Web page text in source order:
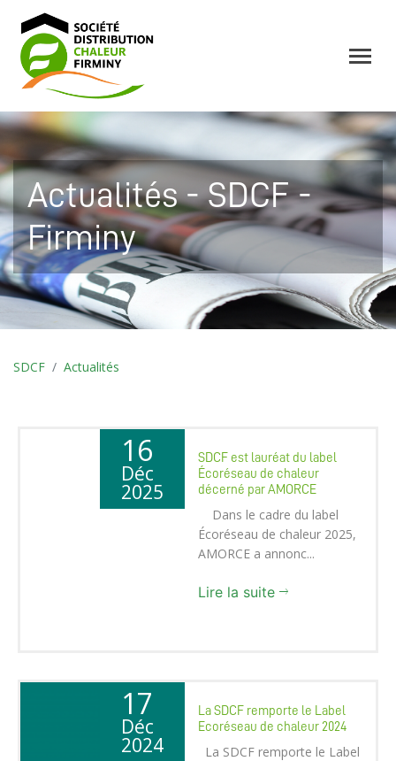
Actualités - SDCF -
Firminy
SDCF Actualités
16
Déc
2025
SDCF est lauréat du label
Écoréseau de chaleur
décerné par AMORCE
Dans le cadre du label
Écoréseau de chaleur 2025,
AMORCE a annonc...
Lire la suite
17
Déc
2024
La SDCF remporte le Label
Ecoréseau de chaleur 2024
La SDCF remporte le Label